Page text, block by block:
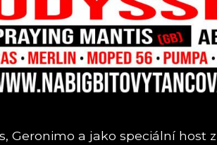
Geronimo a jako speciální host